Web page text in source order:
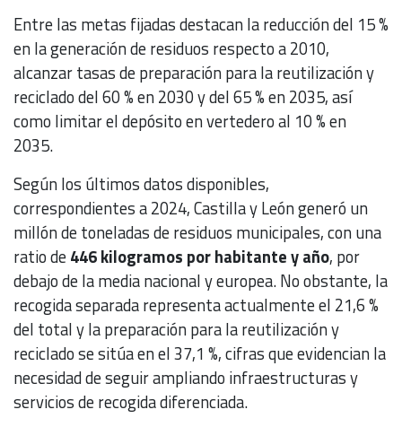
Entre las metas fijadas destacan la reducción del 15 %
en la generación de residuos respecto a 2010,
alcanzar tasas de preparación para la reutilización y
reciclado del 60 % en 2030 y del 65 % en 2035, así
como limitar el depósito en vertedero al 10 % en
2035.
Según los últimos datos disponibles,
correspondientes a 2024, Castilla y León generó un
millón de toneladas de residuos municipales, con una
ratio de446 kilogramos por habitante y año, por
debajo de la media nacional y europea. No obstante, la
recogida separada representa actualmente el 21,6 %
del total y la preparación para la reutilización y
reciclado se sitúa en el 37,1 %, cifras que evidencian la
necesidad de seguir ampliando infraestructuras y
servicios de recogida diferenciada.